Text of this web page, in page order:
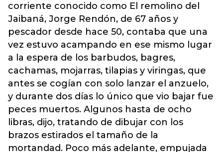
corriente conocido como El remolino del
Jaibaná, Jorge Rendón, de 67 años y
pescador desde hace 50, contaba que una
vez estuvo acampando en ese mismo lugar
a la espera de los barbudos, bagres,
cachamas, mojarras, tilapias y viringas, que
antes se cogían con solo lanzar el anzuelo,
y durante dos días lo único que vio bajar fue
peces muertos. Algunos hasta de ocho
libras, dijo, tratando de dibujar con los
brazos estirados el tamaño de la
mortandad. Poco más adelante, empujada